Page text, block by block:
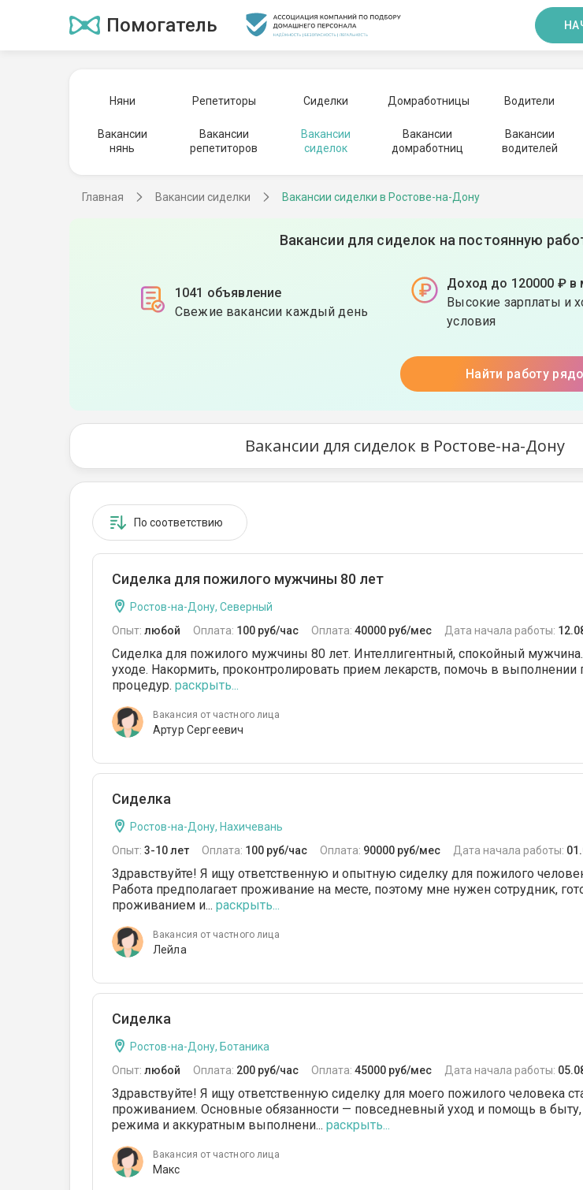
Помогатель
Няни Репетиторы Сиделки Домработницы Водители
Вакансии
нянь
Вакансии
репетиторов
Вакансии
сиделок
Вакансии
домработниц
Вакансии
водителей
Главная Вакансии сиделки Вакансии сиделки в Ростове-на-Дону
Вакансии для сиделок на постоянную
1041 объявление
Свежие вакансии каждый день
Доход до 120000 ₽ в
Высокие зарплаты и
условия
Найти работу
Вакансии для сиделок в Ростове-на-Дону
По соответствию
Сиделка для пожилого мужчины 80 лет
Ростов-на-Дону, Северный
Опыт: любой Оплата: 100 руб/час Оплата: 40000 руб/мес Дата начала работы:
Сиделка для пожилого мужчины 80 лет. Интеллигентный, спокойный
уходе. Накормить, проконтролировать прием лекарств, помочь в выполнении
процедур. раскрыть...
Вакансия от частного лица
Артур Сергеевич
Сиделка
Ростов-на-Дону, Нахичевань
Опыт: 3-10 лет Оплата: 100 руб/час Оплата: 90000 руб/мес Дата начала работы:
Здравствуйте! Я ищу ответственную и опытную сиделку для пожилого
Работа предполагает проживание на месте, поэтому мне нужен сотрудник,
проживанием и... раскрыть...
Вакансия от частного лица
Лейла
Сиделка
Ростов-на-Дону, Ботаника
Опыт: любой Оплата: 200 руб/час Оплата: 45000 руб/мес Дата начала работы:
Здравствуйте! Я ищу ответственную сиделку для моего пожилого человека
проживанием. Основные обязанности — повседневный уход и помощь в
режима и аккуратным выполнени... раскрыть...
Вакансия от частного лица
Макс